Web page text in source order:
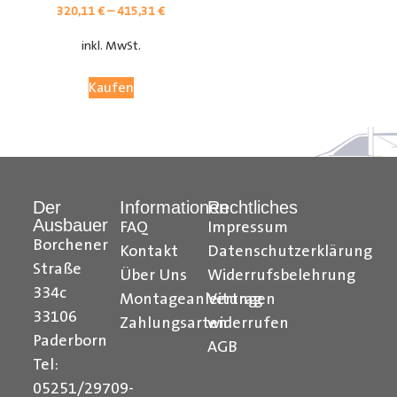
Citroen Berlingo Radkastenschutz, Citroen Jumpy
Radkastenschutz, Citroen Jumper Radkastenschutz,
Citroen Nemo Radkastenschutz, Dacia Dokker
Radkastenschutz, Fiat Doblo Cargo Radkastenschutz,
Fiat Scudo Radkastenschutz, Fiat Ducato
Radkastenschutz, Fiat Fiorino Radkastenschutz, Fiat
Talento Radkastenschutz, Ford Transit Courier
Radkastenschutz, Ford Connect Radkastenschutz, Ford
320,11€–415,31€
inkl. MwSt.
Kaufen
Der
Ausbauer
Borchener
Straße
334c
33106
Paderborn
Tel:
05251/29709-
Informationen
FAQ
Kontakt
Über Uns
Montageanleitungen
Zahlungsarten
Rechtliches
Impressum
Datenschutzerklärung
Widerrufsbelehrung
Vertrag
widerrufen
AGB